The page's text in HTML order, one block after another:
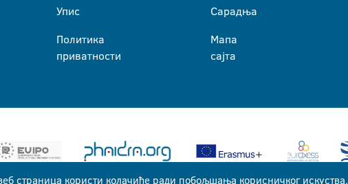
Упис
Политика
приватности
Сарадња
Мапа
сајта
страница користи колачиће ради побољшања корисничког искуства.